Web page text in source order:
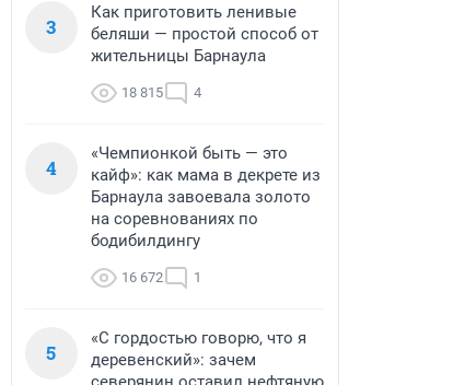
3
Как приготовить ленивые
беляши — простой способ от
жительницы Барнаула
18 815 4
4
«Чемпионкой быть — это
кайф»: как мама в декрете из
Барнаула завоевала золото
на соревнованиях по
бодибилдингу
16 672 1
5
«С гордостью говорю, что я
деревенский»: зачем